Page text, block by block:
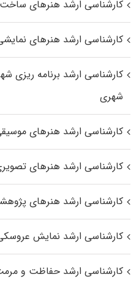
کارشناسی ارشد هنرهای
کارشناسی ارشد هنرهای
کارشناسی ارشد برنامه ریزی
شهری
کارشناسی ارشد هنرهای
کارشناسی ارشد هنرهای
کارشناسی ارشد هنرهای
کارشناسی ارشد نمایش
کارشناسی ارشد حفاظت و